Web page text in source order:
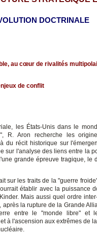
DOCTRINALE
au cœur de rivalités
de conflit
les États-Unis dans le
R. Aron recherche les
du récit historique sur
sur l'analyse des liens entre la
grande épreuve tragique, le
sur les traits de la "guerre
établir avec la puissance
Mais aussi quel ordre
la rupture de la Grande
entre le "monde libre" et
à l'ascension aux extrêmes de